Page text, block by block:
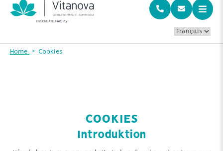
Home Cookies
COOKIES
Introduktion